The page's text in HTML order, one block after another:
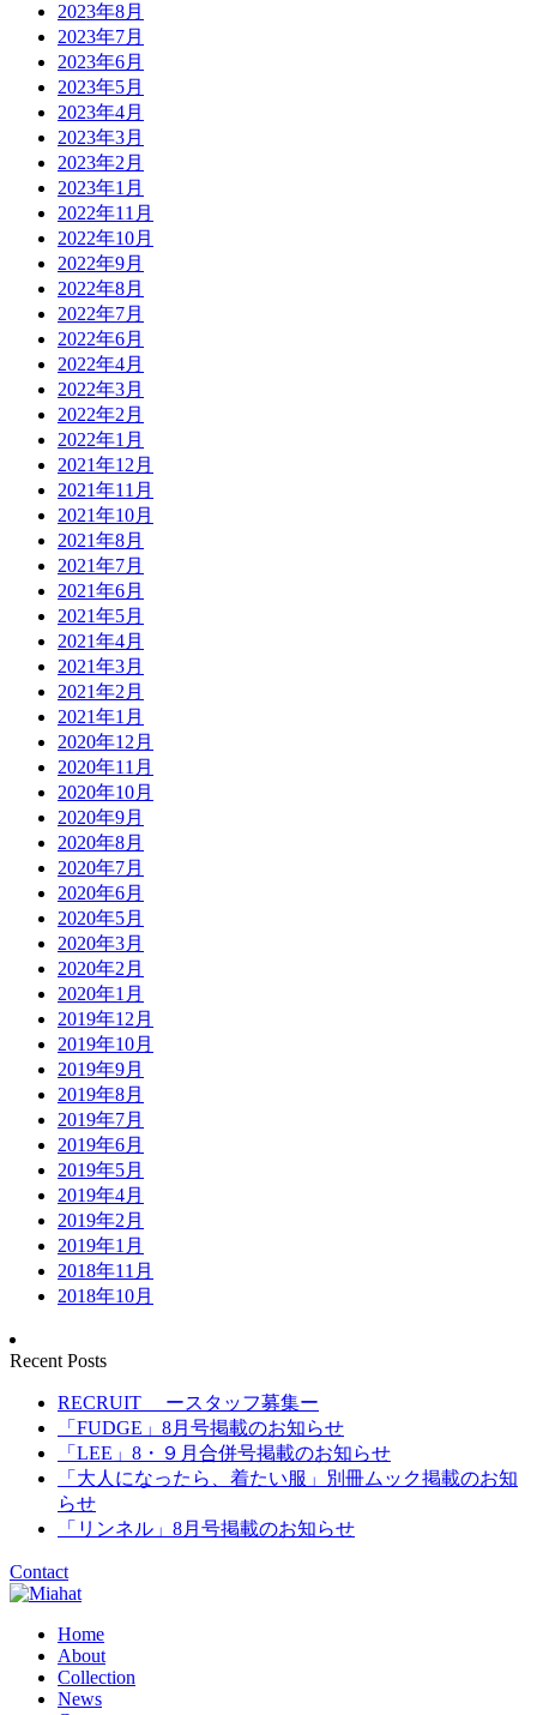
2023年8月
2023年7月
2023年6月
2023年5月
2023年4月
2023年3月
2023年2月
2023年1月
2022年11月
2022年10月
2022年9月
2022年8月
2022年7月
2022年6月
2022年4月
2022年3月
2022年2月
2022年1月
2021年12月
2021年11月
2021年10月
2021年8月
2021年7月
2021年6月
2021年5月
2021年4月
2021年3月
2021年2月
2021年1月
2020年12月
2020年11月
2020年10月
2020年9月
2020年8月
2020年7月
2020年6月
2020年5月
2020年3月
2020年2月
2020年1月
2019年12月
2019年10月
2019年9月
2019年8月
2019年7月
2019年6月
2019年5月
2019年4月
2019年2月
2019年1月
2018年11月
2018年10月
Recent Posts
RECRUIT ースタッフ募集ー
「FUDGE」8月号掲載のお知らせ
「LEE」8・９月合併号掲載のお知らせ
「大人になったら、着たい服」別冊ムック掲載のお知
らせ
「リンネル」8月号掲載のお知らせ
Contact
Home
About
Collection
News